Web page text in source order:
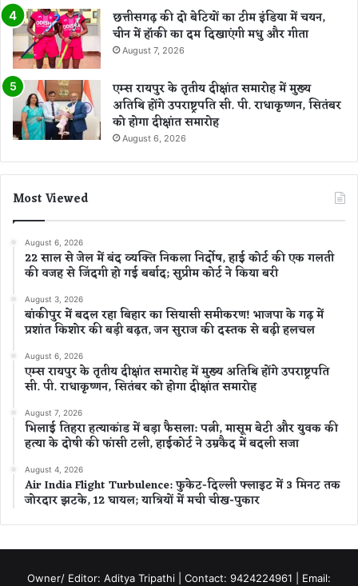
छत्तीसगढ़ की दो बेटियों का टीम इंडिया में चयन,
चीन में हॉकी का दम दिखाएंगी मधु और गीता
August 7, 2026
एम्स रायपुर के तृतीय दीक्षांत समारोह में मुख्य
अतिथि होंगे उपराष्ट्रपति सी. पी. राधाकृष्णन, सितंबर
को होगा दीक्षांत समारोह
August 6, 2026
Most Viewed
August 6, 2026
22 साल से जेल में बंद व्यक्ति निकला निर्दोष, हाई कोर्ट की एक गलती
की वजह से जिंदगी हो गई बर्बाद; सुप्रीम कोर्ट ने किया बरी
August 3, 2026
बांकीपुर में बदल रहा बिहार का सियासी समीकरण! भाजपा के गढ़ में
प्रशांत किशोर की बड़ी बढ़त, जन सुराज की दस्तक से बढ़ी हलचल
August 6, 2026
एम्स रायपुर के तृतीय दीक्षांत समारोह में मुख्य अतिथि होंगे उपराष्ट्रपति
सी. पी. राधाकृष्णन, सितंबर को होगा दीक्षांत समारोह
August 7, 2026
भिलाई तिहरा हत्याकांड में बड़ा फैसला: पत्नी, मासूम बेटी और युवक की
हत्या के दोषी की फांसी टली, हाईकोर्ट ने उम्रकैद में बदली सजा
August 4, 2026
Air India Flight Turbulence: फुकेट-दिल्ली फ्लाइट में 3 मिनट तक
जोरदार झटके, 12 घायल; यात्रियों में मची चीख-पुकार
Owner/ Editor: Aditya Tripathi | Contact: 9424224961 | Email: